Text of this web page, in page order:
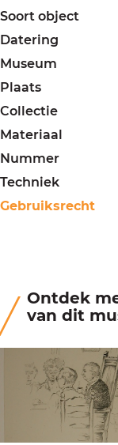
Soort object
Datering
Museum
Plaats
Collectie
Materiaal
Nummer
Techniek
Gebruiksrecht
Ontdek
van dit